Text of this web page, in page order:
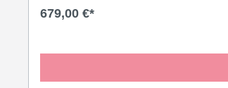
• Spülmaschinengeeignet
679,00 €*